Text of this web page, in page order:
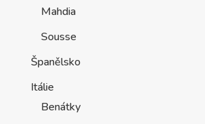
Mahdia
Sousse
Španělsko
Itálie
Benátky